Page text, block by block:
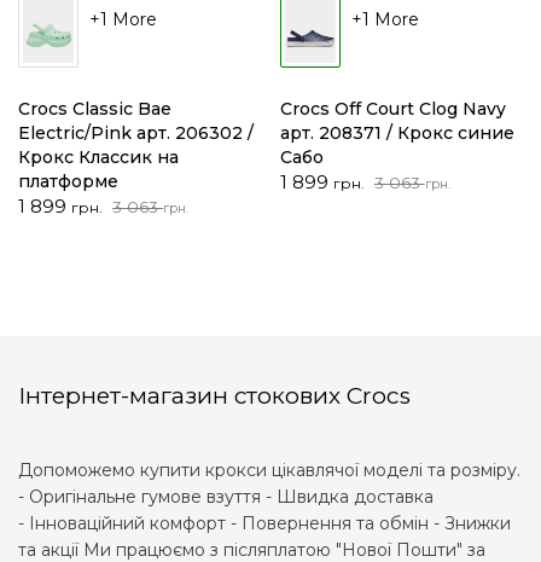
+1 More
Crocs Classic Bae
Electric/Pink арт. 206302 /
Крокс Классик на
платформе
3 063грн.
Первоначальная
1 899 грн.
Текущая
+1 More
Crocs Off Court Clog Navy
арт. 208371 / Крокс синие
Сабо
3 063грн.
Первоначальная
1 899 грн.
Текущая
Інтернет-магазин стокових Crocs
Допоможемо купити крокси цікавлячої моделі та розміру.
- Оригінальне гумове взуття - Швидка доставка
- Інноваційний комфорт - Повернення та обмін - Знижки
та акції Ми працюємо з післяплатою "Нової Пошти" за